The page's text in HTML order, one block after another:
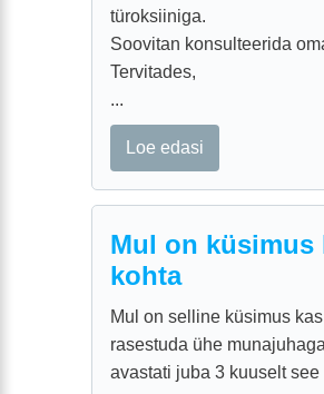
türoksiiniga.
Soovitan konsulteerida
Tervitades,
...
Loe edasi
Mul on küsimus
kohta
Mul on selline küsimus
rasestuda ühe
avastati juba 3 kuuselt